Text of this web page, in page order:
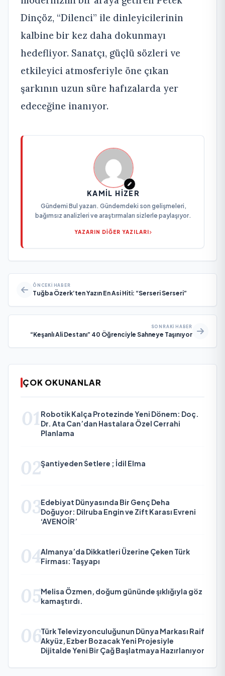
Dinçöz, “Dilenci” ile dinleyicilerinin
kalbine bir kez daha dokunmayı
hedefliyor. Sanatçı, güçlü sözleri ve
etkileyici atmosferiyle öne çıkan
şarkının uzun süre hafızalarda yer
edeceğine inanıyor.
KAMIL HIZER
Gündemi Bul yazarı. Gündemdeki son gelişmeleri,
bağımsız analizleri ve araştırmaları sizlerle paylaşıyor.
YAZARIN DİĞER YAZILARI
ÖNCEKI HABER
Tuğba Özerk’ten Yazın En Asi Hiti: “Serseri Serseri”
SONRAKI HABER
“Keşanlı Ali Destanı” 40 Öğrenciyle Sahneye Taşınıyor
ÇOK OKUNANLAR
01 Robotik Kalça Protezinde Yeni Dönem: Doç.
Dr. Ata Can’dan Hastalara Özel Cerrahi
Planlama
02Şantiyeden Setlere ; İdil Elma
03Edebiyat Dünyasında Bir Genç Deha
Doğuyor: Dilruba Engin ve Zift Karası Evreni
‘AVENOİR’
04Almanya’da Dikkatleri Üzerine Çeken Türk
Firması: Taşyapı
05Melisa Özmen, doğum gününde şıklığıyla göz
kamaştırdı.
06Türk Televizyonculuğunun Dünya Markası Raif
Akyüz, Ezber Bozacak Yeni Projesiyle
Dijitalde Yeni Bir Çağ Başlatmaya Hazırlanıyor